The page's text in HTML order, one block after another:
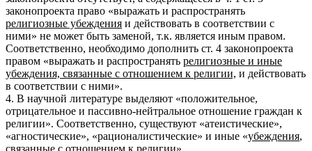
законопроекта право «выражать и распространять
религиозные убеждения и действовать в соответствии с
ними» не может быть заменой, т.к. является иным правом.
Соответственно, необходимо дополнить ст. 4 законопроекта
правом «выражать и распространять религиозные и иные
убеждения, связанные с отношением к религии, и действовать
в соответствии с ними».
4. В научной литературе выделяют «положительное,
отрицательное и пассивно-нейтральное отношение граждан к
религии». Соответственно, существуют «атеистические»,
«агностические», «рационалистические» и иные «убеждения,
связанные с отношением к религии».